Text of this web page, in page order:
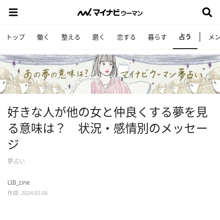
トップ 働く 整える 磨く 恋する 暮らす 占う メ
好きな人が他の女と仲良くする夢を見
る意味は？ 状況・感情別のメッセー
ジ
夢占い
LIB_zine
作成: 2024.02.06